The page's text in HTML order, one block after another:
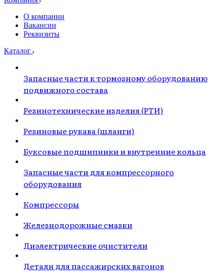
О компании
Вакансии
Реквизиты
Каталог
Запасные части к тормозному оборудованию
подвижного состава
Резинотехнические изделия (РТИ)
Резиновые рукава (шланги)
Буксовые подшипники и внутренние кольца
Запасные части для компрессорного
оборудования
Компрессоры
Железнодорожные смазки
Диэлектрические очистители
Детали для пассажирских вагонов